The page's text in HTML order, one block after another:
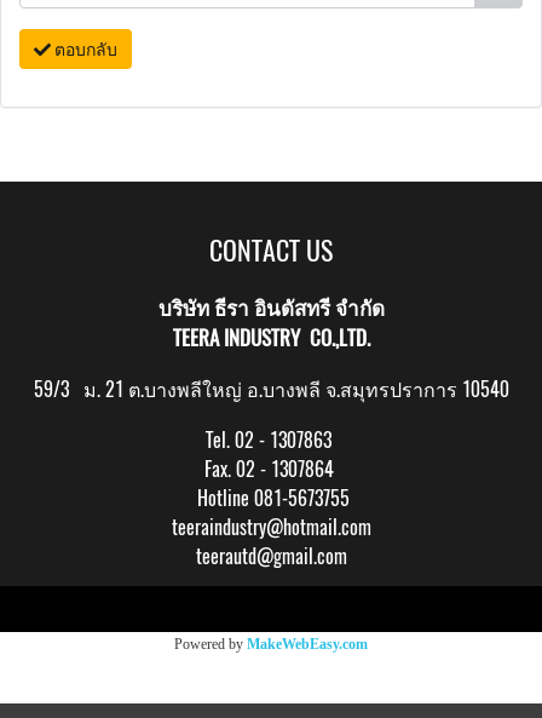
ตอบกลับ
CONTACT US
บริษัท ธีรา อินดัสทรี จำกัด
TEERA INDUSTRY CO.,LTD.
59/3 ม. 21 ต.บางพลีใหญ่ อ.บางพลี จ.สมุทรปราการ 10540
Tel. 02 - 1307863
Fax. 02 - 1307864
Hotline 081-5673755
teeraindustry@hotmail.com
teerautd@gmail.com
Powered by MakeWebEasy.com